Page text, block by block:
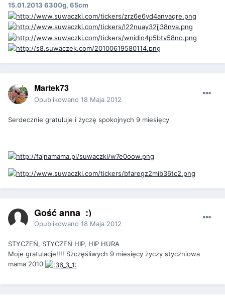
15.01.2013 6300g, 65cm
Martek73
Opublikowano 18 Maja 2012
Serdecznie gratuluje i życzę spokojnych 9 miesięcy
Gość anna_:)
Opublikowano 18 Maja 2012
STYCZEŃ, STYCZEŃ HIP, HIP HURA
Moje gratulacje!!!! Szczęśliwych 9 miesięcy życzy styczniowa
mama 2010